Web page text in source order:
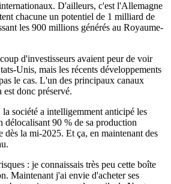
D'ailleurs, c'est l'Allemagne
chacune un potentiel de 1 milliard de
les 900 millions générés au Royaume-
d'investisseurs avaient peur de voir
Unis, mais les récents développements
le cas. L'un des principaux canaux
donc préservé.
société a intelligemment anticipé les
délocalisant 90 % de sa production
dès la mi-2025. Et ça, en maintenant des
: je connaissais très peu cette boîte
Maintenant j'ai envie d'acheter ses